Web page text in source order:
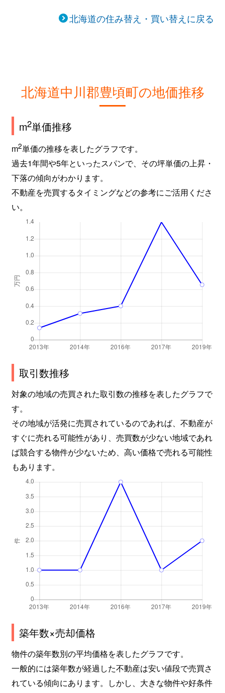
北海道の住み替え・買い替えに戻る
北海道中川郡豊頃町の地価推移
m2単価推移
m2単価の推移を表したグラフです。
過去1年間や5年といったスパンで、その坪単価の上昇・
下落の傾向がわかります。
不動産を売買するタイミングなどの参考にご活用くださ
い。
取引数推移
対象の地域の売買された取引数の推移を表したグラフで
す。
その地域が活発に売買されているのであれば、不動産が
すぐに売れる可能性があり、売買数が少ない地域であれ
ば競合する物件が少ないため、高い価格で売れる可能性
もあります。
築年数×売却価格
物件の築年数別の平均価格を表したグラフです。
一般的には築年数が経過した不動産は安い値段で売買さ
れている傾向にあります。しかし、大きな物件や好条件